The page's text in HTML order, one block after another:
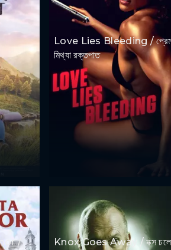
Love Lies Bleeding /
মিথ্যা রক্তপাত
/
Knox Goes Away / নক্স চলে